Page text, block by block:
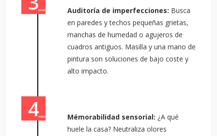
Auditoría de imperfecciones: Busca
en paredes y techos pequeñas grietas,
manchas de humedad o agujeros de
cuadros antiguos. Masilla y una mano de
pintura son soluciones de bajo coste y
alto impacto.
Mémorabilidad sensorial: ¿A qué
huele la casa? Neutraliza olores